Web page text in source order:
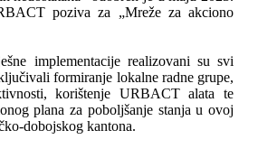
poziva za „Mreže za akciono
implementacije realizovani su svi
formiranje lokalne radne grupe,
korištenje URBACT alata te
plana za poboljšanje stanja u ovoj
dobojskog kantona.